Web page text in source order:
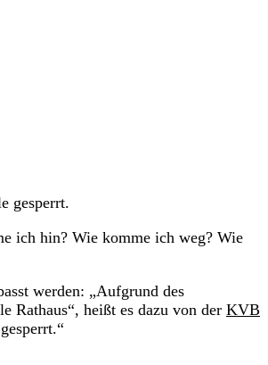
gesperrt.
ich hin? Wie komme ich weg? Wie
werden: „Aufgrund des
Rathaus“, heißt es dazu von der KVB